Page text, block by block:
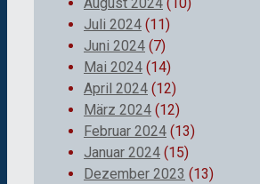
Juli 2024 (11)
Juni 2024 (7)
Mai 2024 (14)
April 2024 (12)
März 2024 (12)
Februar 2024 (13)
Januar 2024 (15)
Dezember 2023 (13)